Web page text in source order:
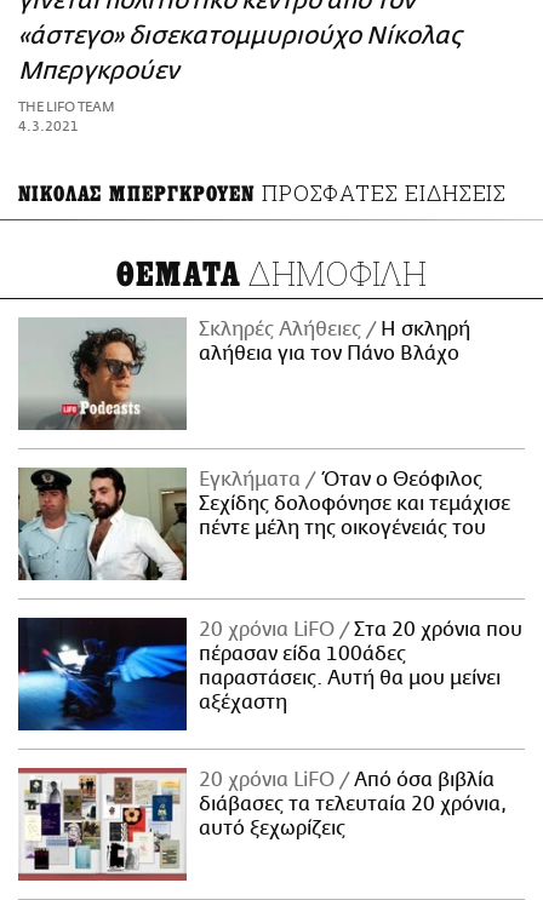
ΑΜΠΑ
PRINT
«άστεγο» δισεκατομμυριούχο Νίκολας
Μπεργκρούεν
THE LIFO TEAM
4.3.2021
ΝΙΚΟΛΑΣ ΜΠΕΡΓΚΡΟΥΕΝ ΠΡΟΣΦΑΤΕΣ ΕΙΔΗΣΕΙΣ
ΘΕΜΑΤΑ ΔΗΜΟΦΙΛΗ
Σκληρές Αλήθειες
H σκληρή
αλήθεια για τον Πάνο Βλάχο
Εγκλήματα
Όταν ο Θεόφιλος
Σεχίδης δολοφόνησε και τεμάχισε
πέντε μέλη της οικογένειάς του
20 χρόνια LiFO
Στα 20 χρόνια που
πέρασαν είδα 100άδες
παραστάσεις. Αυτή θα μου μείνει
αξέχαστη
20 χρόνια LiFO
Από όσα βιβλία
διάβασες τα τελευταία 20 χρόνια,
αυτό ξεχωρίζεις